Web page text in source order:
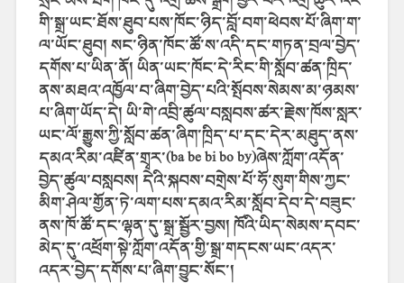
གི་སྒྲ་ཡང་ཐོས་ཐུབ་པས་ཁོང་ཉིད་བློ་བག་ཕེབས་པོ་ཞིག་ག་
ལ་ཡོང་ཐུབ། སང་ཉིན་ཁོང་ཚོ་ས་འདི་དང་གཏན་བྲལ་བྱེད་
དགོས་པ་ཡིན་ནོ། ཡིན་ཡང་ཁོང་དེ་རིང་གི་སློབ་ཚན་ཁྲིད་
ནས་མཐའ་འཁྱོལ་བ་ཞིག་བྱེད་པའི་སྤོབས་སེམས་མ་ཉམས་
པ་ཞིག་ཡོད་དེ། ཡི་གེ་འབྲི་ཚུལ་བསླབས་ཚར་རྗེས་ཁོས་སླར་
ཡང་ལོ་རྒྱུས་ཀྱི་སློབ་ཚན་ཞིག་ཁྲིད་པ་དང་དེར་མཐུད་ནས་
དམའ་རིམ་འཛིན་གྲྭར་(ba be bi bo by)ཞེས་ཀློག་འདོན་
བྱེད་ཚུལ་བསླབས། དེའི་སྐབས་བགྲེས་པོ་ཧོ་སུག་གིས་ཀྱང་
མིག་ཤེལ་གྱོན་ཏེ་ལག་པས་དམའ་རིམ་སློབ་དེབ་དེ་བཟུང་
ནས་ཁོ་ཚོ་དང་ལྷན་དུ་སྒྲ་སྦྱོར་བྱས། ཁོའི་ཡིད་སེམས་དབང་
མེད་དུ་འཕྲོག་སྟེ་ཀློག་འདོན་གྱི་སྒྲ་གདངས་ཡང་འདར་
འདར་བྱེད་དགོས་པ་ཞིག་བྱུང་སོང་།